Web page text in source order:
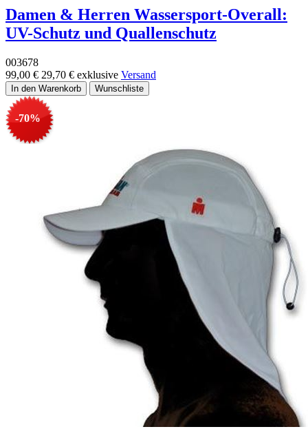
Damen & Herren Wassersport-Overall:
UV-Schutz und Quallenschutz
003678
99,00 € 29,70 € exklusive Versand
-70%